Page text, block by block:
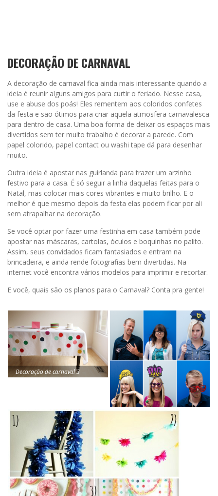
DECORAÇÃO DE CARNAVAL
A decoração de carnaval fica ainda mais interessante quando a
ideia é reunir alguns amigos para curtir o feriado. Nesse casa,
use e abuse dos poás! Eles rementem aos coloridos confetes
da festa e são ótimos para criar aquela atmosfera carnavalesca
para dentro de casa. Uma boa forma de deixar os espaços mais
divertidos sem ter muito trabalho é decorar a parede. Com
papel colorido, papel contact ou washi tape dá para desenhar
muito.
Outra ideia é apostar nas guirlanda para trazer um arzinho
festivo para a casa. É só seguir a linha daquelas feitas para o
Natal, mas colocar mais cores vibrantes e muito brilho. E o
melhor é que mesmo depois da festa elas podem ficar por ali
sem atrapalhar na decoração.
Se você optar por fazer uma festinha em casa também pode
apostar nas máscaras, cartolas, óculos e boquinhas no palito.
Assim, seus convidados ficam fantasiados e entram na
brincadeira, e ainda rende fotografias bem divertidas. Na
internet você encontra vários modelos para imprimir e recortar.
E você, quais são os planos para o Carnaval? Conta pra gente!
Decoração de carnaval 3